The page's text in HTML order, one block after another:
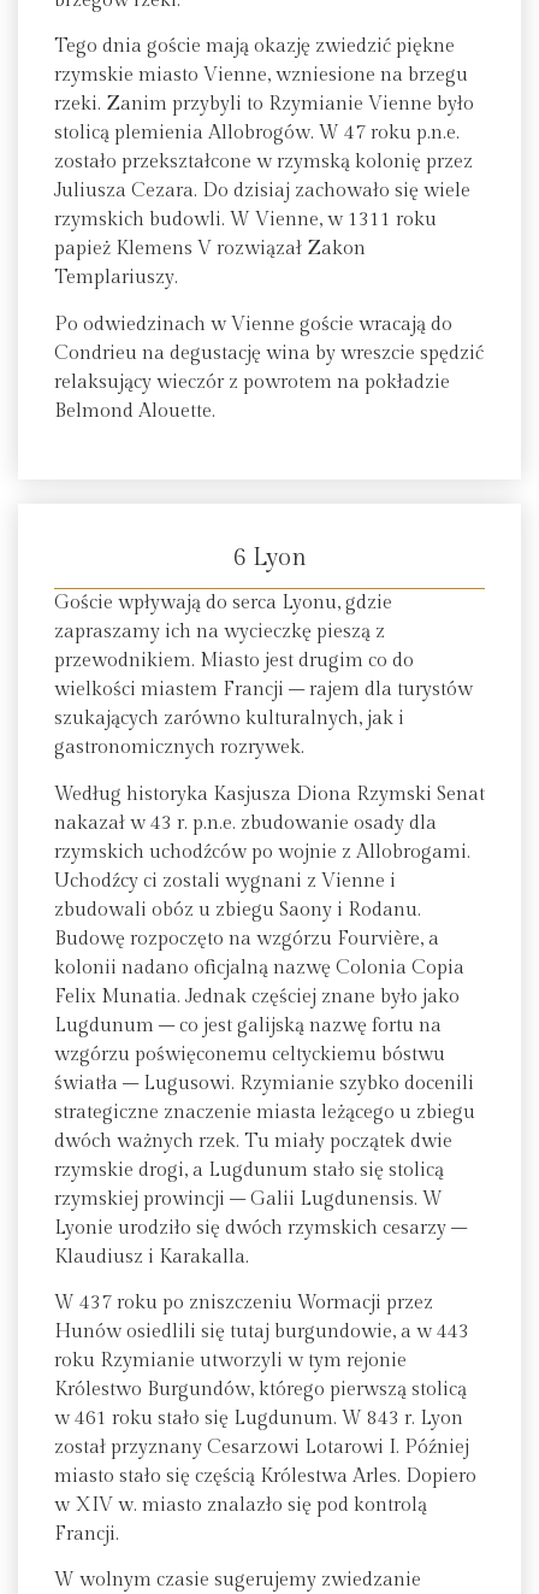
Tego dnia goście mają okazję zwiedzić piękne
rzymskie miasto Vienne, wzniesione na brzegu
rzeki. Zanim przybyli to Rzymianie Vienne było
stolicą plemienia Allobrogów. W 47 roku p.n.e.
zostało przekształcone w rzymską kolonię przez
Juliusza Cezara. Do dzisiaj zachowało się wiele
rzymskich budowli. W Vienne, w 1311 roku
papież Klemens V rozwiązał Zakon
Templariuszy.
Po odwiedzinach w Vienne goście wracają do
Condrieu na degustację wina by wreszcie spędzić
relaksujący wieczór z powrotem na pokładzie
Belmond Alouette.
6 Lyon
Goście wpływają do serca Lyonu, gdzie
zapraszamy ich na wycieczkę pieszą z
przewodnikiem. Miasto jest drugim co do
wielkości miastem Francji – rajem dla turystów
szukających zarówno kulturalnych, jak i
gastronomicznych rozrywek.
Według historyka Kasjusza Diona Rzymski Senat
nakazał w 43 r. p.n.e. zbudowanie osady dla
rzymskich uchodźców po wojnie z Allobrogami.
Uchodźcy ci zostali wygnani z Vienne i
zbudowali obóz u zbiegu Saony i Rodanu.
Budowę rozpoczęto na wzgórzu Fourvière, a
kolonii nadano oficjalną nazwę Colonia Copia
Felix Munatia. Jednak częściej znane było jako
Lugdunum – co jest galijską nazwę fortu na
wzgórzu poświęconemu celtyckiemu bóstwu
światła – Lugusowi. Rzymianie szybko docenili
strategiczne znaczenie miasta leżącego u zbiegu
dwóch ważnych rzek. Tu miały początek dwie
rzymskie drogi, a Lugdunum stało się stolicą
rzymskiej prowincji – Galii Lugdunensis. W
Lyonie urodziło się dwóch rzymskich cesarzy –
Klaudiusz i Karakalla.
W 437 roku po zniszczeniu Wormacji przez
Hunów osiedlili się tutaj burgundowie, a w 443
roku Rzymianie utworzyli w tym rejonie
Królestwo Burgundów, którego pierwszą stolicą
w 461 roku stało się Lugdunum. W 843 r. Lyon
został przyznany Cesarzowi Lotarowi I. Później
miasto stało się częścią Królestwa Arles. Dopiero
w XIV w. miasto znalazło się pod kontrolą
Francji.
W wolnym czasie sugerujemy zwiedzanie